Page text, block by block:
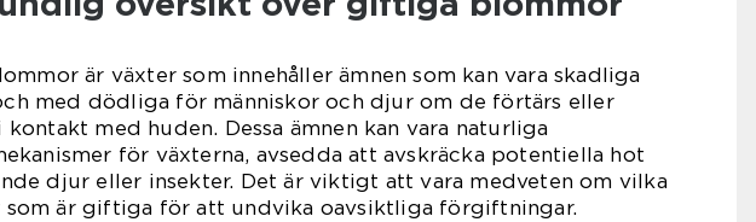
är växter som innehåller ämnen som kan vara skadliga
med dödliga för människor och djur om de förtärs eller
kontakt med huden. Dessa ämnen kan vara naturliga
för växterna, avsedda att avskräcka potentiella hot
djur eller insekter. Det är viktigt att vara medveten om vilka
som är giftiga för att undvika oavsiktliga förgiftningar.